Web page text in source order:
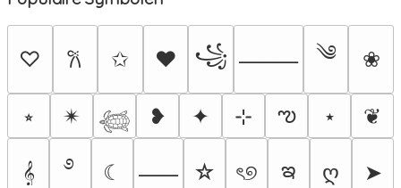
♡ 𐙚 ✩ ♥ ꧁ ⸻ ༄ ❀
⭒ ✴︎ 𓆉 ❥ ✦ ⊹ ఌ ⋆ ❦
𝄞 ࿔ ☾ ⸺ ☆ ৎ୭ ఇ ღ ➤